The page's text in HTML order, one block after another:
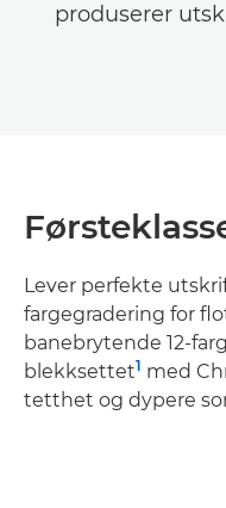
produserer
Lever perfekte
fargegradering for
banebrytende 12-
blekksettet1 med
tetthet og dypere